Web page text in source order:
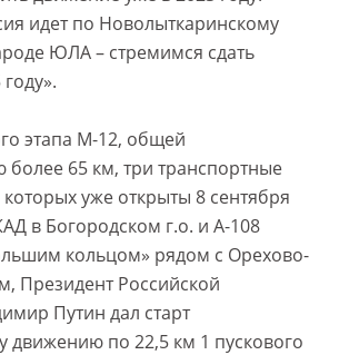
идет по Новолыткаринскому
ЮЛА – стремимся сдать
этапа М-12, общей
более 65 км, три транспортные
которых уже открыты 8 сентября
в Богородском г.о. и А-108
кольцом» рядом с Орехово-
Президент Российской
Путин дал старт
движению по 22,5 км 1 пускового